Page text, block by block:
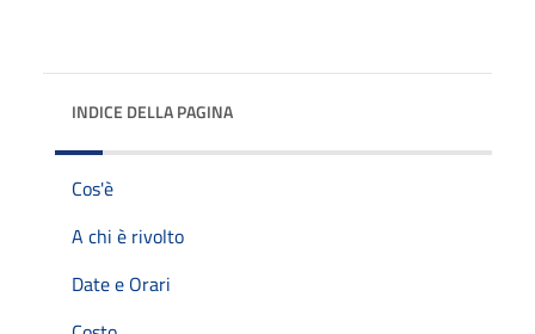
INDICE DELLA PAGINA
Cos'è
A chi è rivolto
Date e Orari